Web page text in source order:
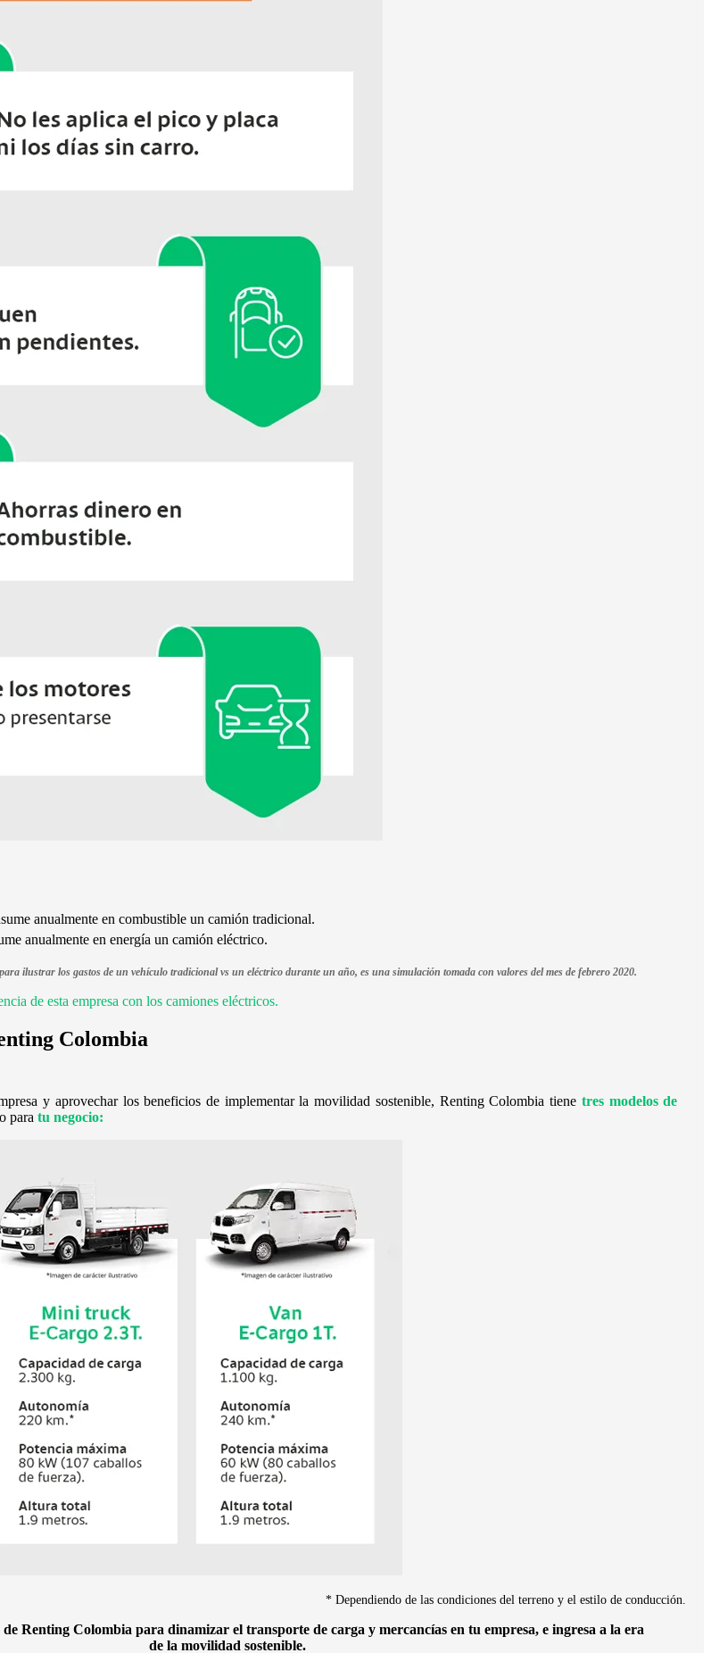
anualmente en combustible un camión tradicional.
anualmente en energía un camión eléctrico.
ilustrar los gastos de un vehículo tradicional vs un eléctrico durante un año, es una simulación tomada con valores del mes de febrero 2020.
de esta empresa con los camiones eléctricos.
Colombia
y aprovechar los beneficios de implementar la movilidad sostenible, Renting Colombia tiene tres modelos de
para tu negocio:
* Dependiendo de las condiciones del terreno y el estilo de conducción.
Renting Colombia para dinamizar el transporte de carga y mercancías en tu empresa, e ingresa a la era
de la movilidad sostenible.